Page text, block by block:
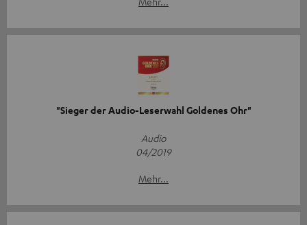
"Sieger der Audio-Leserwahl Goldenes Ohr"
Audio
04/2019
Mehr...